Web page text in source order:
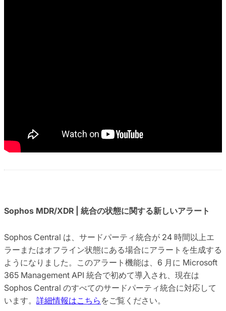
Sophos MDR/XDR | 統合の状態に関する新しいアラート
Sophos Central は、サードパーティ統合が 24 時間以上エ
ラーまたはオフライン状態にある場合にアラートを生成する
ようになりました。このアラート機能は、6 月に Microsoft
365 Management API 統合で初めて導入され、現在は
Sophos Central のすべてのサードパーティ統合に対応して
います。 詳細情報はこちら をご覧ください。